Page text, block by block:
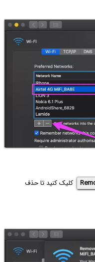
کلیک کنید تا حذف